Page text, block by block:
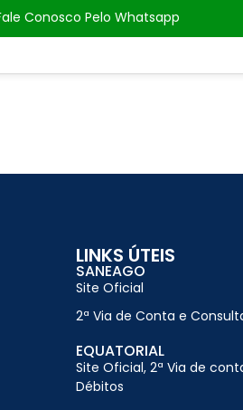
Conosco Pelo Whatsapp
LINKS ÚTEIS
SANEAGO
Site Oficial
2ª Via de Conta e
EQUATORIAL
Site Oficial, 2ª Via de
Débitos